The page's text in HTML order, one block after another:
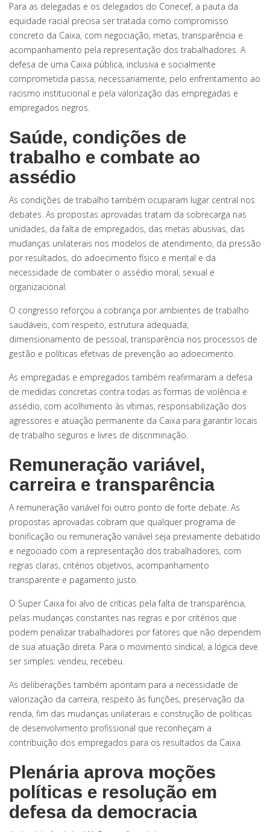
Para as delegadas e os delegados do Conecef, a pauta da
equidade racial precisa ser tratada como compromisso
concreto da Caixa, com negociação, metas, transparência e
acompanhamento pela representação dos trabalhadores. A
defesa de uma Caixa pública, inclusiva e socialmente
comprometida passa, necessariamente, pelo enfrentamento ao
racismo institucional e pela valorização das empregadas e
empregados negros.
Saúde, condições de
trabalho e combate ao
assédio
As condições de trabalho também ocuparam lugar central nos
debates. As propostas aprovadas tratam da sobrecarga nas
unidades, da falta de empregados, das metas abusivas, das
mudanças unilaterais nos modelos de atendimento, da pressão
por resultados, do adoecimento físico e mental e da
necessidade de combater o assédio moral, sexual e
organizacional.
O congresso reforçou a cobrança por ambientes de trabalho
saudáveis, com respeito, estrutura adequada,
dimensionamento de pessoal, transparência nos processos de
gestão e políticas efetivas de prevenção ao adoecimento.
As empregadas e empregados também reafirmaram a defesa
de medidas concretas contra todas as formas de violência e
assédio, com acolhimento às vítimas, responsabilização dos
agressores e atuação permanente da Caixa para garantir locais
de trabalho seguros e livres de discriminação.
Remuneração variável,
carreira e transparência
A remuneração variável foi outro ponto de forte debate. As
propostas aprovadas cobram que qualquer programa de
bonificação ou remuneração variável seja previamente debatido
e negociado com a representação dos trabalhadores, com
regras claras, critérios objetivos, acompanhamento
transparente e pagamento justo.
O Super Caixa foi alvo de críticas pela falta de transparência,
pelas mudanças constantes nas regras e por critérios que
podem penalizar trabalhadores por fatores que não dependem
de sua atuação direta. Para o movimento sindical, a lógica deve
ser simples: vendeu, recebeu.
As deliberações também apontam para a necessidade de
valorização da carreira, respeito às funções, preservação da
renda, fim das mudanças unilaterais e construção de políticas
de desenvolvimento profissional que reconheçam a
contribuição dos empregados para os resultados da Caixa.
Plenária aprova moções
políticas e resolução em
defesa da democracia